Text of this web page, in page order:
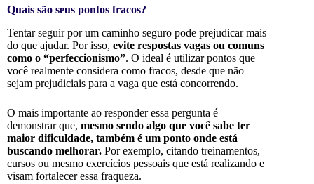
Quais são seus pontos fracos?
Tentar seguir por um caminho seguro pode prejudicar mais
do que ajudar. Por isso, evite respostas vagas ou comuns
como o “perfeccionismo”. O ideal é utilizar pontos que
você realmente considera como fracos, desde que não
sejam prejudiciais para a vaga que está concorrendo.
O mais importante ao responder essa pergunta é
demonstrar que, mesmo sendo algo que você sabe ter
maior dificuldade, também é um ponto onde está
buscando melhorar. Por exemplo, citando treinamentos,
cursos ou mesmo exercícios pessoais que está realizando e
visam fortalecer essa fraqueza.